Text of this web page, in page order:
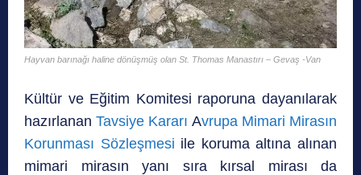
Hayvan barınağı haline dönüşmüş olan St. Thomas Manastırı – Gevaş -Van
Kültür ve Eğitim Komitesi raporuna dayanılarak
hazırlananTavsiye Kararı Avrupa Mimari Mirasın
Korunması Sözleşmesi ile koruma altına alınan
mimari mirasın yanı sıra kırsal mirası da